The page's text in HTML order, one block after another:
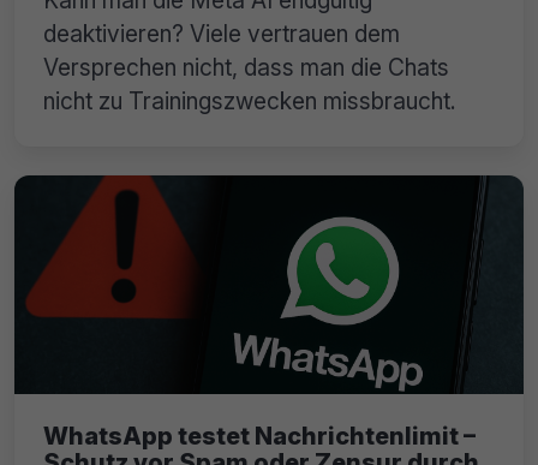
deaktivieren? Viele vertrauen dem
Versprechen nicht, dass man die Chats
nicht zu Trainingszwecken missbraucht.
WhatsApp testet Nachrichtenlimit –